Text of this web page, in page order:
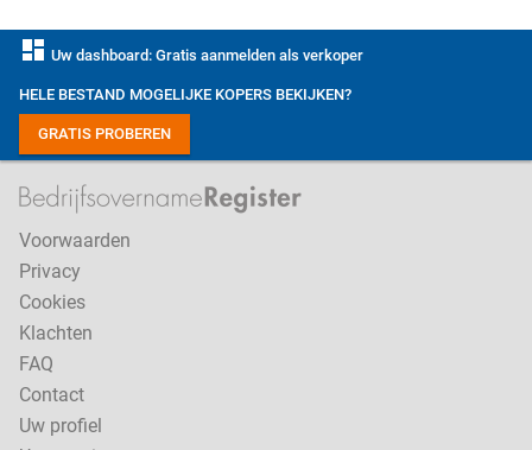
dashboard Uw dashboard: Gratis aanmelden als verkoper
HELE BESTAND MOGELIJKE KOPERS BEKIJKEN?
GRATIS PROBEREN
Voorwaarden
Privacy
Cookies
Klachten
FAQ
Contact
Uw profiel